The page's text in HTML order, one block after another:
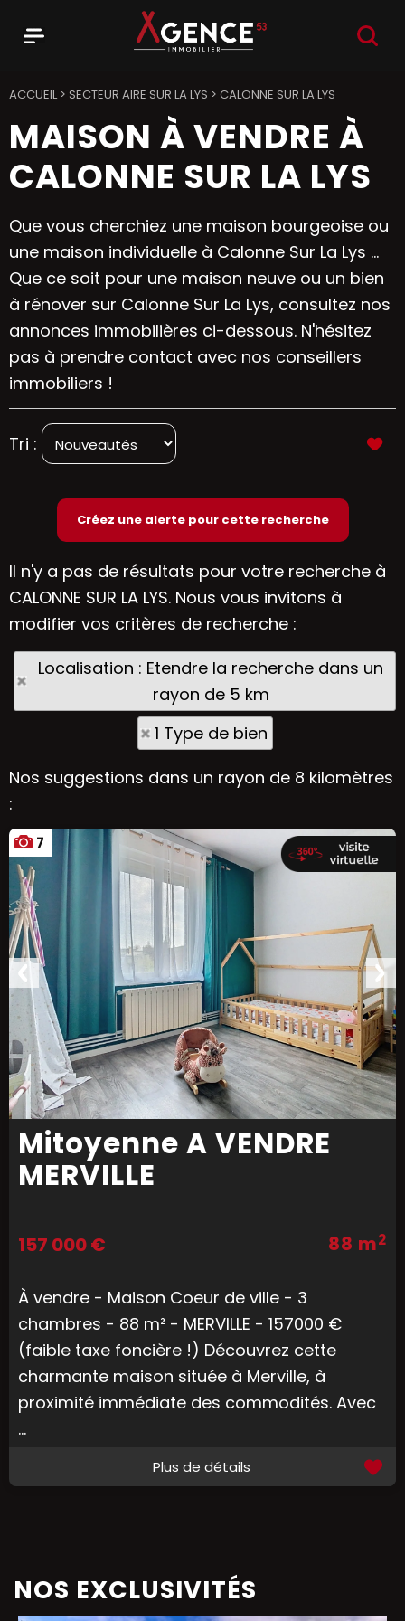
ACCUEIL> SECTEUR AIRE SUR LA LYS > CALONNE SUR LA LYS
MAISON À VENDRE À
CALONNE SUR LA LYS
Que vous cherchiez une maison bourgeoise ou
une maison individuelle à Calonne Sur La Lys ...
Que ce soit pour une maison neuve ou un bien
à rénover sur Calonne Sur La Lys, consultez nos
annonces immobilières ci-dessous. N'hésitez
pas à prendre contact avec nos conseillers
immobiliers !
Tri :
Il n'y a pas de résultats pour votre recherche à
CALONNE SUR LA LYS. Nous vous invitons à
modifier vos critères de recherche :
Localisation : Etendre la recherche dans un
rayon de 5 km
1 Type de bien
Nos suggestions dans un rayon de 8 kilomètres
:
7
Mitoyenne A VENDRE
MERVILLE
88 m2
157 000 €
À vendre - Maison Coeur de ville - 3
chambres - 88 m² - MERVILLE - 157000 €
(faible taxe foncière !) Découvrez cette
charmante maison située à Merville, à
proximité immédiate des commodités. Avec
...
Plus de détails
NOS EXCLUSIVITÉS